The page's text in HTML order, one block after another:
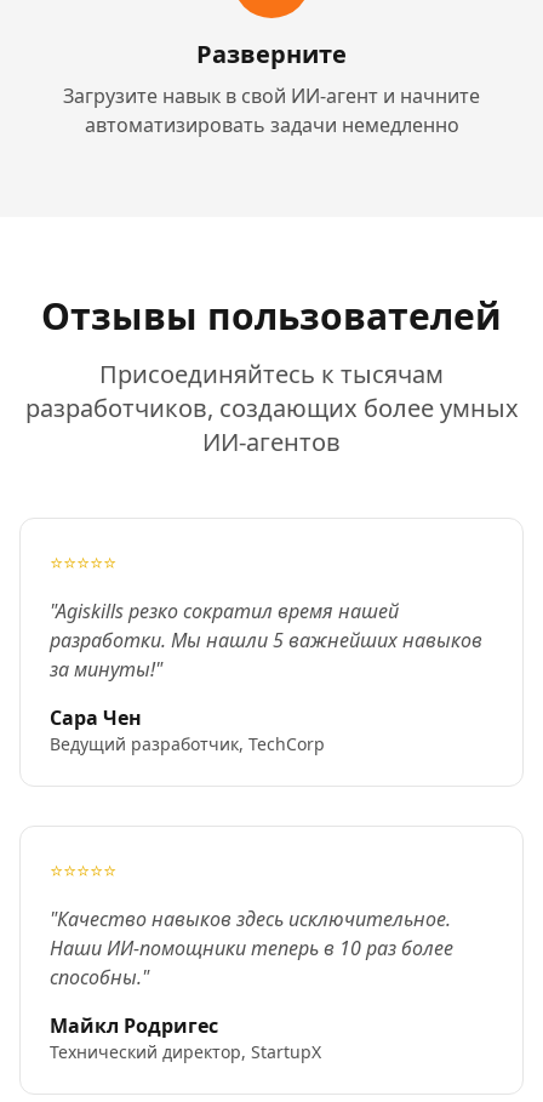
Разверните
Загрузите навык в свой ИИ-агент и начните
автоматизировать задачи немедленно
Отзывы пользователей
Присоединяйтесь к тысячам
разработчиков, создающих более умных
ИИ-агентов
⭐⭐⭐⭐⭐
"Agiskills резко сократил время нашей
разработки. Мы нашли 5 важнейших навыков
за минуты!"
Сара Чен
Ведущий разработчик, TechCorp
⭐⭐⭐⭐⭐
"Качество навыков здесь исключительное.
Наши ИИ-помощники теперь в 10 раз более
способны."
Майкл Родригес
Технический директор, StartupX